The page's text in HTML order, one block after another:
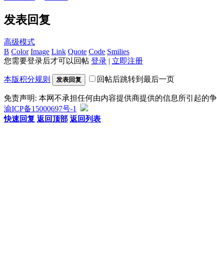
发表回复
高级模式
B Color Image Link Quote Code Smilies
您需要登录后才可以回帖 登录 | 立即注册
本版积分规则 发表回复 回帖后跳转到最后一页
免责声明: 本网不承担任何由内容提供商提供的信息所引起的
渝ICP备15000697号-1
快速回复 返回顶部 返回列表